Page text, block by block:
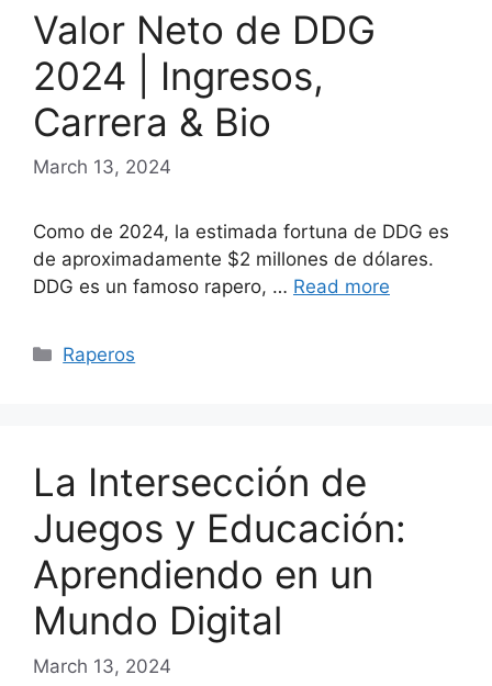
Valor Neto de DDG
2024 | Ingresos,
Carrera & Bio
March 13, 2024
Como de 2024, la estimada fortuna de DDG es
de aproximadamente $2 millones de dólares.
DDG es un famoso rapero, … Read more
Categories
Raperos
La Intersección de
Juegos y Educación:
Aprendiendo en un
Mundo Digital
March 13, 2024